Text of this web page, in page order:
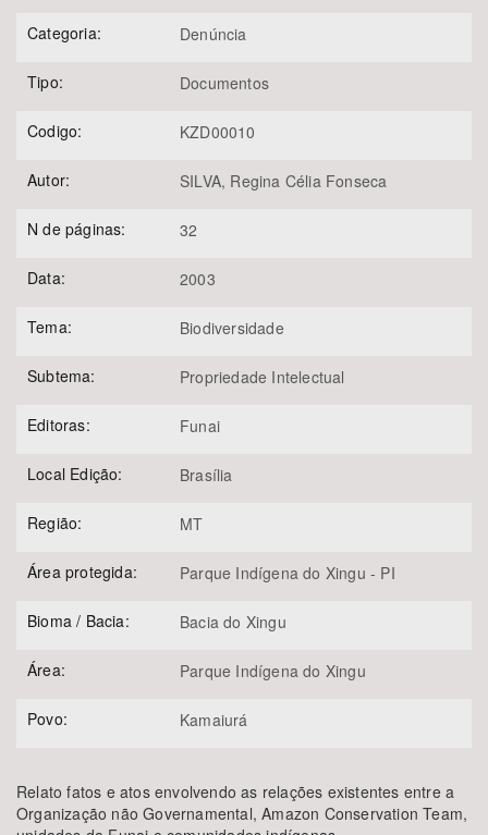
Categoria: Denúncia
Tipo: Documentos
Codigo: KZD00010
Autor: SILVA, Regina Célia Fonseca
N de páginas: 32
Data: 2003
Tema: Biodiversidade
Subtema: Propriedade Intelectual
Editoras: Funai
Local Edição: Brasília
Região: MT
Área protegida: Parque Indígena do Xingu - PI
Bioma / Bacia: Bacia do Xingu
Área: Parque Indígena do Xingu
Povo: Kamaiurá
Relato fatos e atos envolvendo as relações existentes entre a
Organização não Governamental, Amazon Conservation Team,